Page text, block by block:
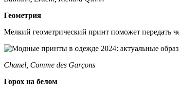
Геометрия
Мелкий геометрический принт поможет передать
Chanel, Comme des Garçons
Горох на белом